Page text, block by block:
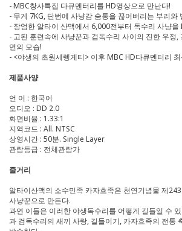
- MBC창사특집 다큐멘터리를 HD영상으로 만난다!
- 무게 7KG, 단번에 사냥감 숨통을 끊어버리는 부리와
- 장엄한 알타이 산맥에서 6,000전부터 독수리 사냥을
- 고된 훈련속에 사냥꾼과 검독수리 사이의 진한 우정,
연의 모습!
- <야생의 초원세렝게티> 이후 MBC HD다큐멘터리
제품사양
언 어 : 한국어
오디오 : DD 2.0
화면비율 : 1.33:1
지역코드 : All. NTSC
상영시간 : 50분. Single Layer
관람등급 : 전체관람가
줄거리
알타이산맥의 소수민족 카자흐족은 천연기념물 제
사냥꾼으로 만든다.
과연 이들은 이러한 야생독수리를 어떻게 길들일 수
과 검독수리의 새끼 사랑, 길들이기, 카자흐족의 전통